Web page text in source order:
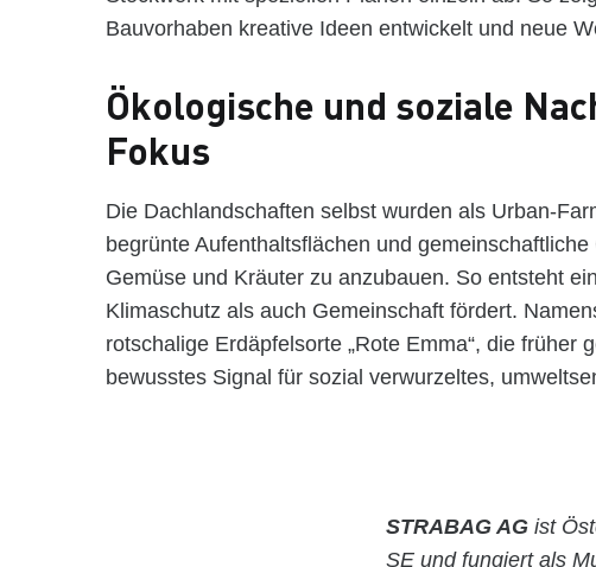
Bauvorhaben kreative Ideen entwickelt und neue
Ökologische und soziale
Fokus
Die Dachlandschaften selbst wurden als Urban-
begrünte Aufenthaltsflächen und
Gemüse und Kräuter zu anzubauen. So entsteht
Klimaschutz als auch Gemeinschaft fördert.
rotschalige Erdäpfelsorte „Rote Emma“, die früher
bewusstes Signal für sozial verwurzeltes,
STRABAG AG ist
SE und fungiert als